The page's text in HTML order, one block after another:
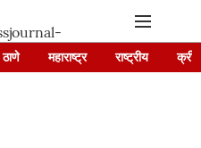
ठाणे महाराष्ट्र राष्ट्रीय